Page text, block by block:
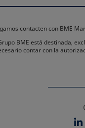
contacten con BME
BME está destinada,
contar con la